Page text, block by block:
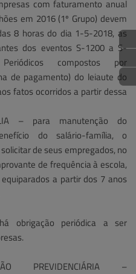
com faturamento anual
em 2016 (1º Grupo) devem
8 horas do dia 1-5-2018, as
dos eventos S-1200 a S-
compostos por
de pagamento) do leiaute do
fatos ocorridos a partir dessa
– para manutenção do
do salário-família, o
de seus empregados, no
de frequência à escola,
a partir dos 7 anos
obrigação periódica a ser
PREVIDENCIÁRIA –